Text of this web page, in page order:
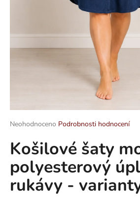
Průměrné
produktu
je
hvězdiček.
Neohodnoceno Podrobnosti hodnocení
Košilové šaty
polyesterový
rukávy -
t
D
o
p
o